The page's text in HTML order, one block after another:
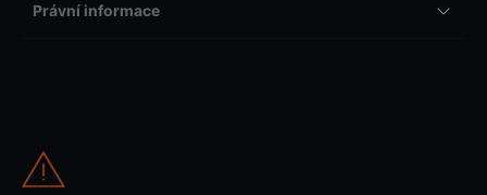
Právní informace